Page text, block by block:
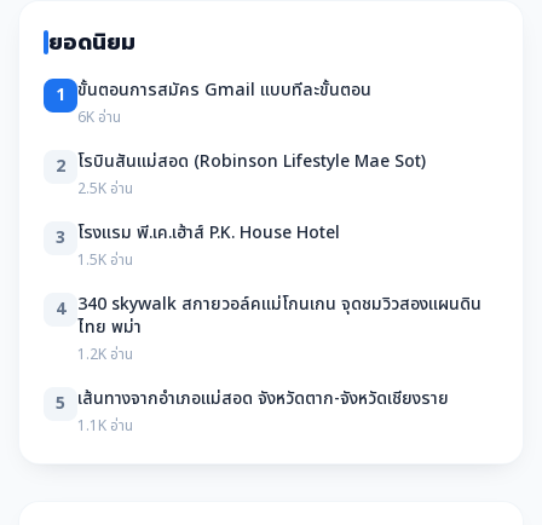
ยอดนิยม
1 ขั้นตอนการสมัคร Gmail แบบทีละขั้นตอน
6K อ่าน
2 โรบินสันแม่สอด (Robinson Lifestyle Mae Sot)
2.5K อ่าน
3 โรงแรม พี.เค.เฮ้าส์ P.K. House Hotel
1.5K อ่าน
4 340 skywalk สกายวอล์คแม่โกนเกน จุดชมวิวสองแผนดิน
ไทย พม่า
1.2K อ่าน
5 เส้นทางจากอำเภอแม่สอด จังหวัดตาก-จังหวัดเชียงราย
1.1K อ่าน